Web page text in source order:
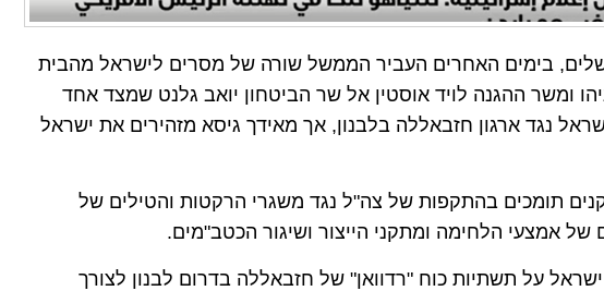
בימים האחרים העביר הממשל שורה של מסרים לישראל מהבית
ומשר ההגנה לויד אוסטין אל שר הביטחון יואב גלנט שמצד אחד
נגד ארגון חזבאללה בלבנון, אך מאידך גיסא מזהירים את ישראל
תומכים בהתקפות של צה"ל נגד משגרי הרקטות והטילים של
אמצעי הלחימה ומתקני הייצור ושיגור הכטב"מים.
על תשתיות כוח "רדוואן" של חזבאללה בדרום לבנון לצורך